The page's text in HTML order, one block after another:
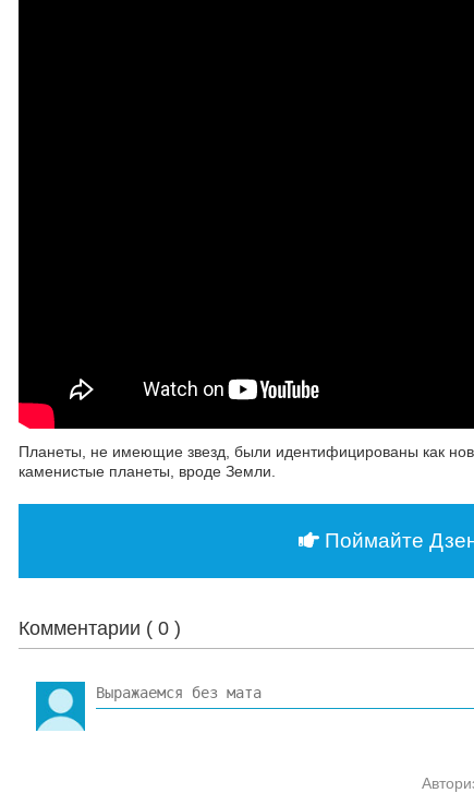
Планеты, не имеющие звезд, были идентифицированы как
каменистые планеты, вроде Земли.
Поймайте
Комментарии ( 0 )